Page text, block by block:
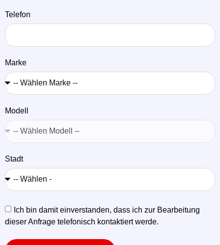
Telefon
Marke
Modell
Stadt
Ich bin damit einverstanden, dass ich zur Bearbeitung
dieser Anfrage telefonisch kontaktiert werde.